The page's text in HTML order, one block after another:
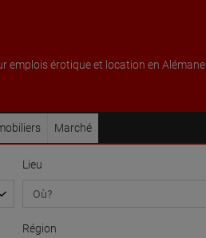
emplois érotique et location en Alémane
Marché
Lieu
Région